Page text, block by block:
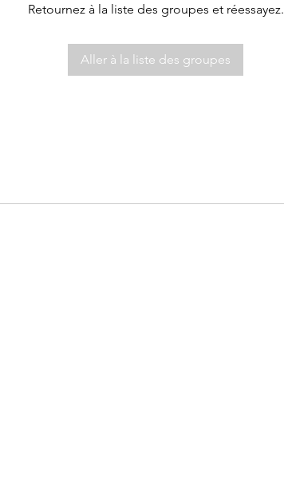
Retournez à la liste des groupes et réessayez.
Aller à la liste des groupes